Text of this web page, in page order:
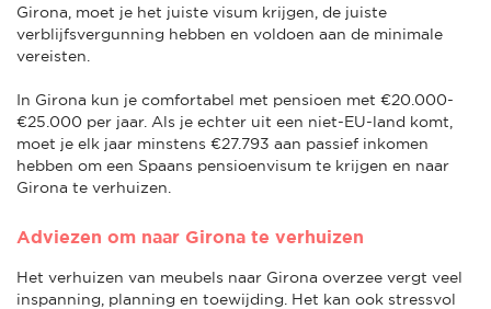
Girona, moet je het juiste visum krijgen, de juiste
verblijfsvergunning hebben en voldoen aan de minimale
vereisten.
In Girona kun je comfortabel met pensioen met €20.000-
€25.000 per jaar. Als je echter uit een niet-EU-land komt,
moet je elk jaar minstens €27.793 aan passief inkomen
hebben om een Spaans pensioenvisum te krijgen en naar
Girona te verhuizen.
Adviezen om naar Girona te verhuizen
Het verhuizen van meubels naar Girona overzee vergt veel
inspanning, planning en toewijding. Het kan ook stressvol